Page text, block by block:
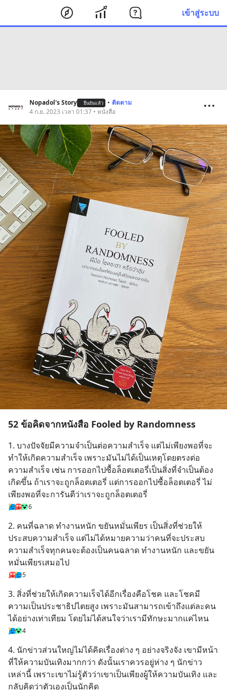
เข้าสู่ระบบ
Nopadol's Story ยืนยันแล้ว • ติดตาม
4 ก.ย. 2023 เวลา 01:37 • หนังสือ
52 ข้อคิดจากหนังสือ Fooled by Randomness
1. บางปัจจัยมีความจำเป็นต่อความสำเร็จ แต่ไม่เพียงพอที่จะ
ทำให้เกิดความสำเร็จ เพราะมันไม่ได้เป็นเหตุโดยตรงต่อ
ความสำเร็จ เช่น การออกไปซื้อล็อตเตอรี่เป็นสิ่งที่จำเป็นต้อง
เกิดขึ้น ถ้าเราจะถูกล็อตเตอรี่ แต่การออกไปซื้อล็อตเตอรี่ ไม่
เพียงพอที่จะการันตีว่าเราจะถูกล็อตเตอรี่
6
2. คนที่ฉลาด ทำงานหนัก ขยันหมั่นเพียร เป็นสิ่งที่ช่วยให้
ประสบความสำเร็จ แต่ไม่ได้หมายความว่าคนที่จะประสบ
ความสำเร็จทุกคนจะต้องเป็นคนฉลาด ทำงานหนัก และขยัน
หมั่นเพียรเสมอไป
5
3. สิ่งที่ช่วยให้เกิดความเร็จได้อีกเรื่องคือโชค และโชคมี
ความเป็นประชาธิปไตยสูง เพราะมันสามารถเข้าถึงแต่ละคน
ได้อย่างเท่าเทียม โดยไม่ได้สนใจว่าเรามีทักษะมากแค่ไหน
4
4. นักข่าวส่วนใหญ่ไม่ได้คิดเรื่องต่าง ๆ อย่างจริงจัง เขามีหน้า
ที่ให้ความบันเทิงมากกว่า ดังนั้นเราควรอยู่ห่าง ๆ นักข่าว
เหล่านี้ เพราะเขาไม่รู้ตัวว่าเขาเป็นเพียงผู้ให้ความบันเทิง และ
กลับคิดว่าตัวเองเป็นนักคิด